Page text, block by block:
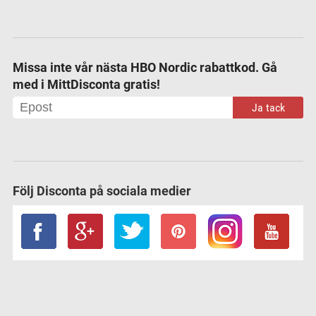
Missa inte vår nästa HBO Nordic rabattkod. Gå
med i MittDisconta gratis!
Ja tack
Följ Disconta på sociala medier